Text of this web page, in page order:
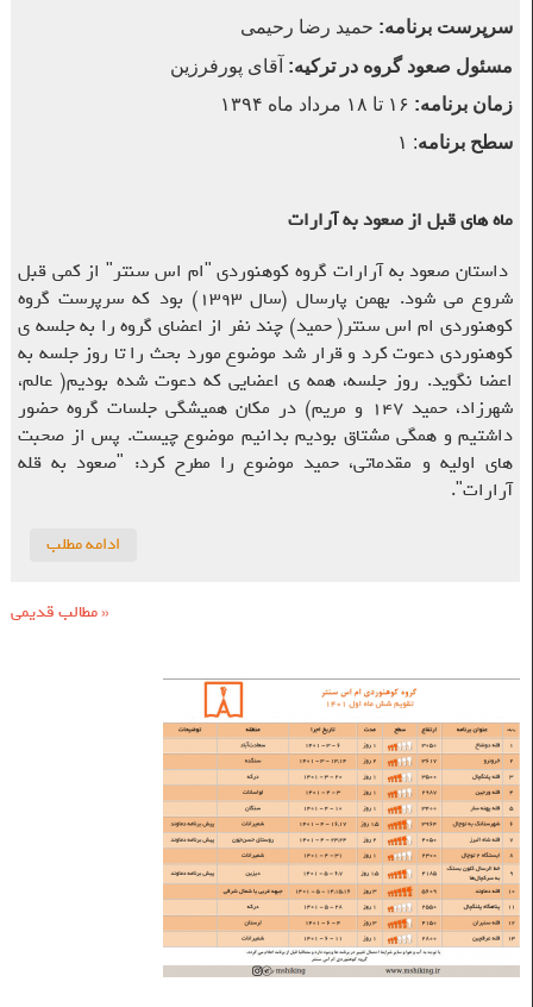
سرپرست برنامه: حمید رضا رحیمی
مسئول صعود گروه در ترکیه: آقای پورفرزین
زمان برنامه: ۱۶ تا ۱۸ مرداد ماه ۱۳۹۴
سطح برنامه: ۱
ماه های قبل از صعود به آرارات
داستان صعود به آرارات گروه کوهنوردی "ام اس سنتر" از کمی قبل
شروع می شود. بهمن پارسال (سال ۱۳۹۳) بود که سرپرست گروه
کوهنوردی ام اس سنتر( حمید) چند نفر از اعضای گروه را به جلسه ی
کوهنوردی دعوت کرد و قرار شد موضوع مورد بحث را تا روز جلسه به
اعضا نگوید. روز جلسه، همه ی اعضایی که دعوت شده بودیم( عالم،
شهرزاد، حمید ۱۴۷ و مریم) در مکان همیشگی جلسات گروه حضور
داشتیم و همگی مشتاق بودیم بدانیم موضوع چیست. پس از صحبت
های اولیه و مقدماتی، حمید موضوع را مطرح کرد: "صعود به قله
آرارات".
ادامه مطلب
«مطالب قدیمی